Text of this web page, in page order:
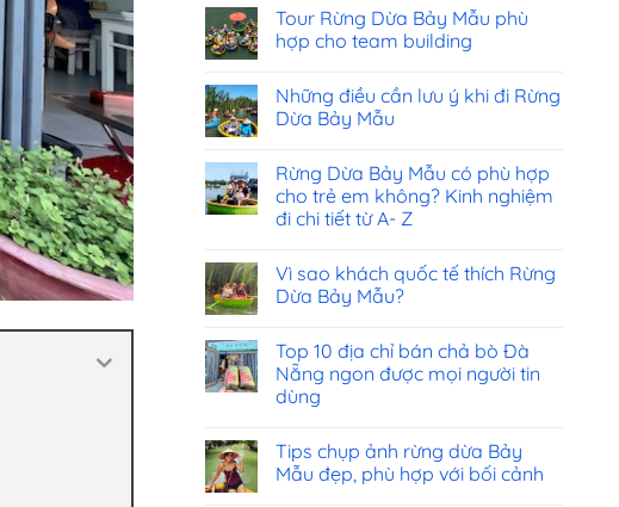
Tour Rừng Dừa Bảy Mẫu phù
hợp cho team building
Những điều cần lưu ý khi đi Rừng
Dừa Bảy Mẫu
Rừng Dừa Bảy Mẫu có phù hợp
cho trẻ em không? Kinh nghiệm
đi chi tiết từ A- Z
Vì sao khách quốc tế thích Rừng
Dừa Bảy Mẫu?
Top 10 địa chỉ bán chả bò Đà
Nẵng ngon được mọi người tin
dùng
Tips chụp ảnh rừng dừa Bảy
Mẫu đẹp, phù hợp với bối cảnh